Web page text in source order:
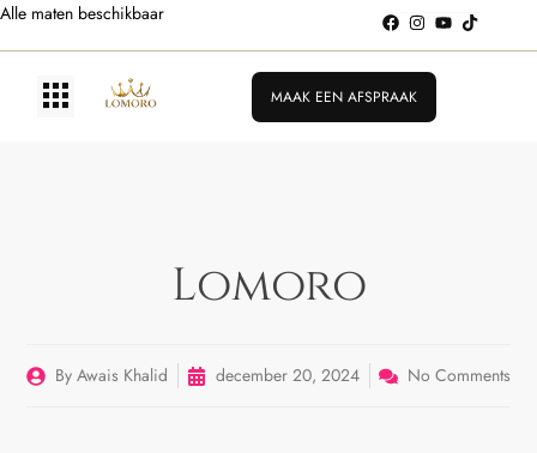
Alle maten beschikbaar
MAAK EEN AFSPRAAK
Lomoro
By Awais Khalid december 20, 2024 No Comments